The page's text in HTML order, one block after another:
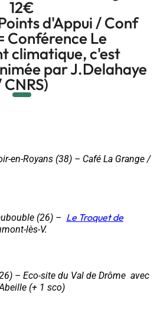
12€
Points d'Appui / Conf
Conférence Le
climatique, c'est
par J.Delahaye
CNRS)
en-Royans (38) – Café La Grange /
(26) – Le Troquet de
lès-V.
– Eco-site du Val de Drôme avec
(+ 1 sco)